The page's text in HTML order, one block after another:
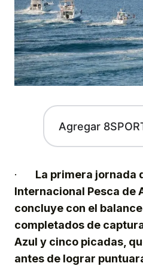
Agregar
· La primera jornada
Internacional Pesca de
concluye con el
completados de
Azul y cinco picadas,
antes de lograr puntuar